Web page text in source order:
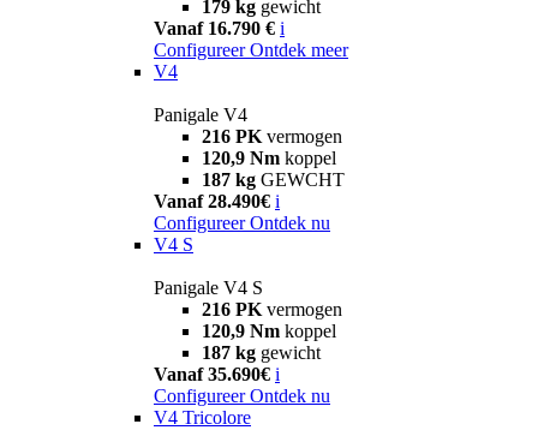
179 kg gewicht
Vanaf 16.790 € i
Configureer Ontdek meer
V4
Panigale V4
216 PK vermogen
120,9 Nm koppel
187 kg GEWCHT
Vanaf 28.490€ i
Configureer Ontdek nu
V4 S
Panigale V4 S
216 PK vermogen
120,9 Nm koppel
187 kg gewicht
Vanaf 35.690€ i
Configureer Ontdek nu
V4 Tricolore